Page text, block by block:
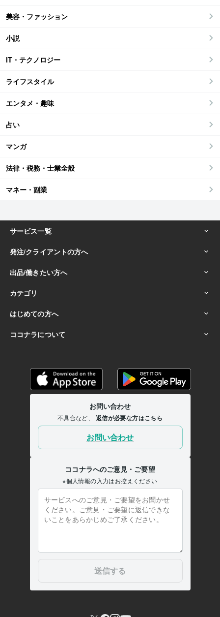
美容・ファッション
小説
IT・テクノロジー
ライフスタイル
エンタメ・趣味
占い
マンガ
法律・税務・士業全般
マネー・副業